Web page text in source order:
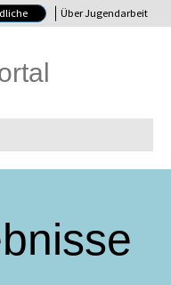
Über Jugendarbeit